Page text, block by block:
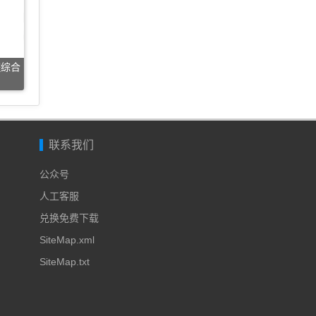
合
联系我们
公众号
人工客服
兑换免费下载
SiteMap.xml
SiteMap.txt